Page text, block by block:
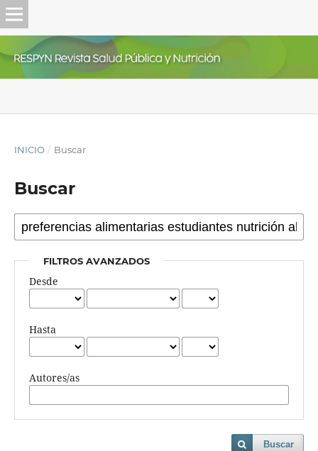
INICIO / Buscar
Buscar
FILTROS AVANZADOS
Desde
Hasta
Autores/as
Buscar